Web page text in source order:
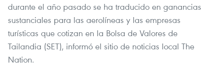
durante el año pasado se ha traducido en ganancias
sustanciales para las aerolíneas y las empresas
turísticas que cotizan en la Bolsa de Valores de
Tailandia (SET), informó el sitio de noticias local The
Nation.